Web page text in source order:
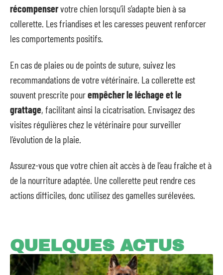
récompenservotre chien lorsqu’il s’adapte bien à sa
collerette. Les friandises et les caresses peuvent renforcer
les comportements positifs.
En cas de plaies ou de points de suture, suivez les
recommandations de votre vétérinaire. La collerette est
souvent prescrite pourempêcher le léchage et le
grattage, facilitant ainsi la cicatrisation. Envisagez des
visites régulières chez le vétérinaire pour surveiller
l’évolution de la plaie.
Assurez-vous que votre chien ait accès à de l’eau fraîche et à
de la nourriture adaptée. Une collerette peut rendre ces
actions difficiles, donc utilisez des gamelles surélevées.
QUELQUES ACTUS